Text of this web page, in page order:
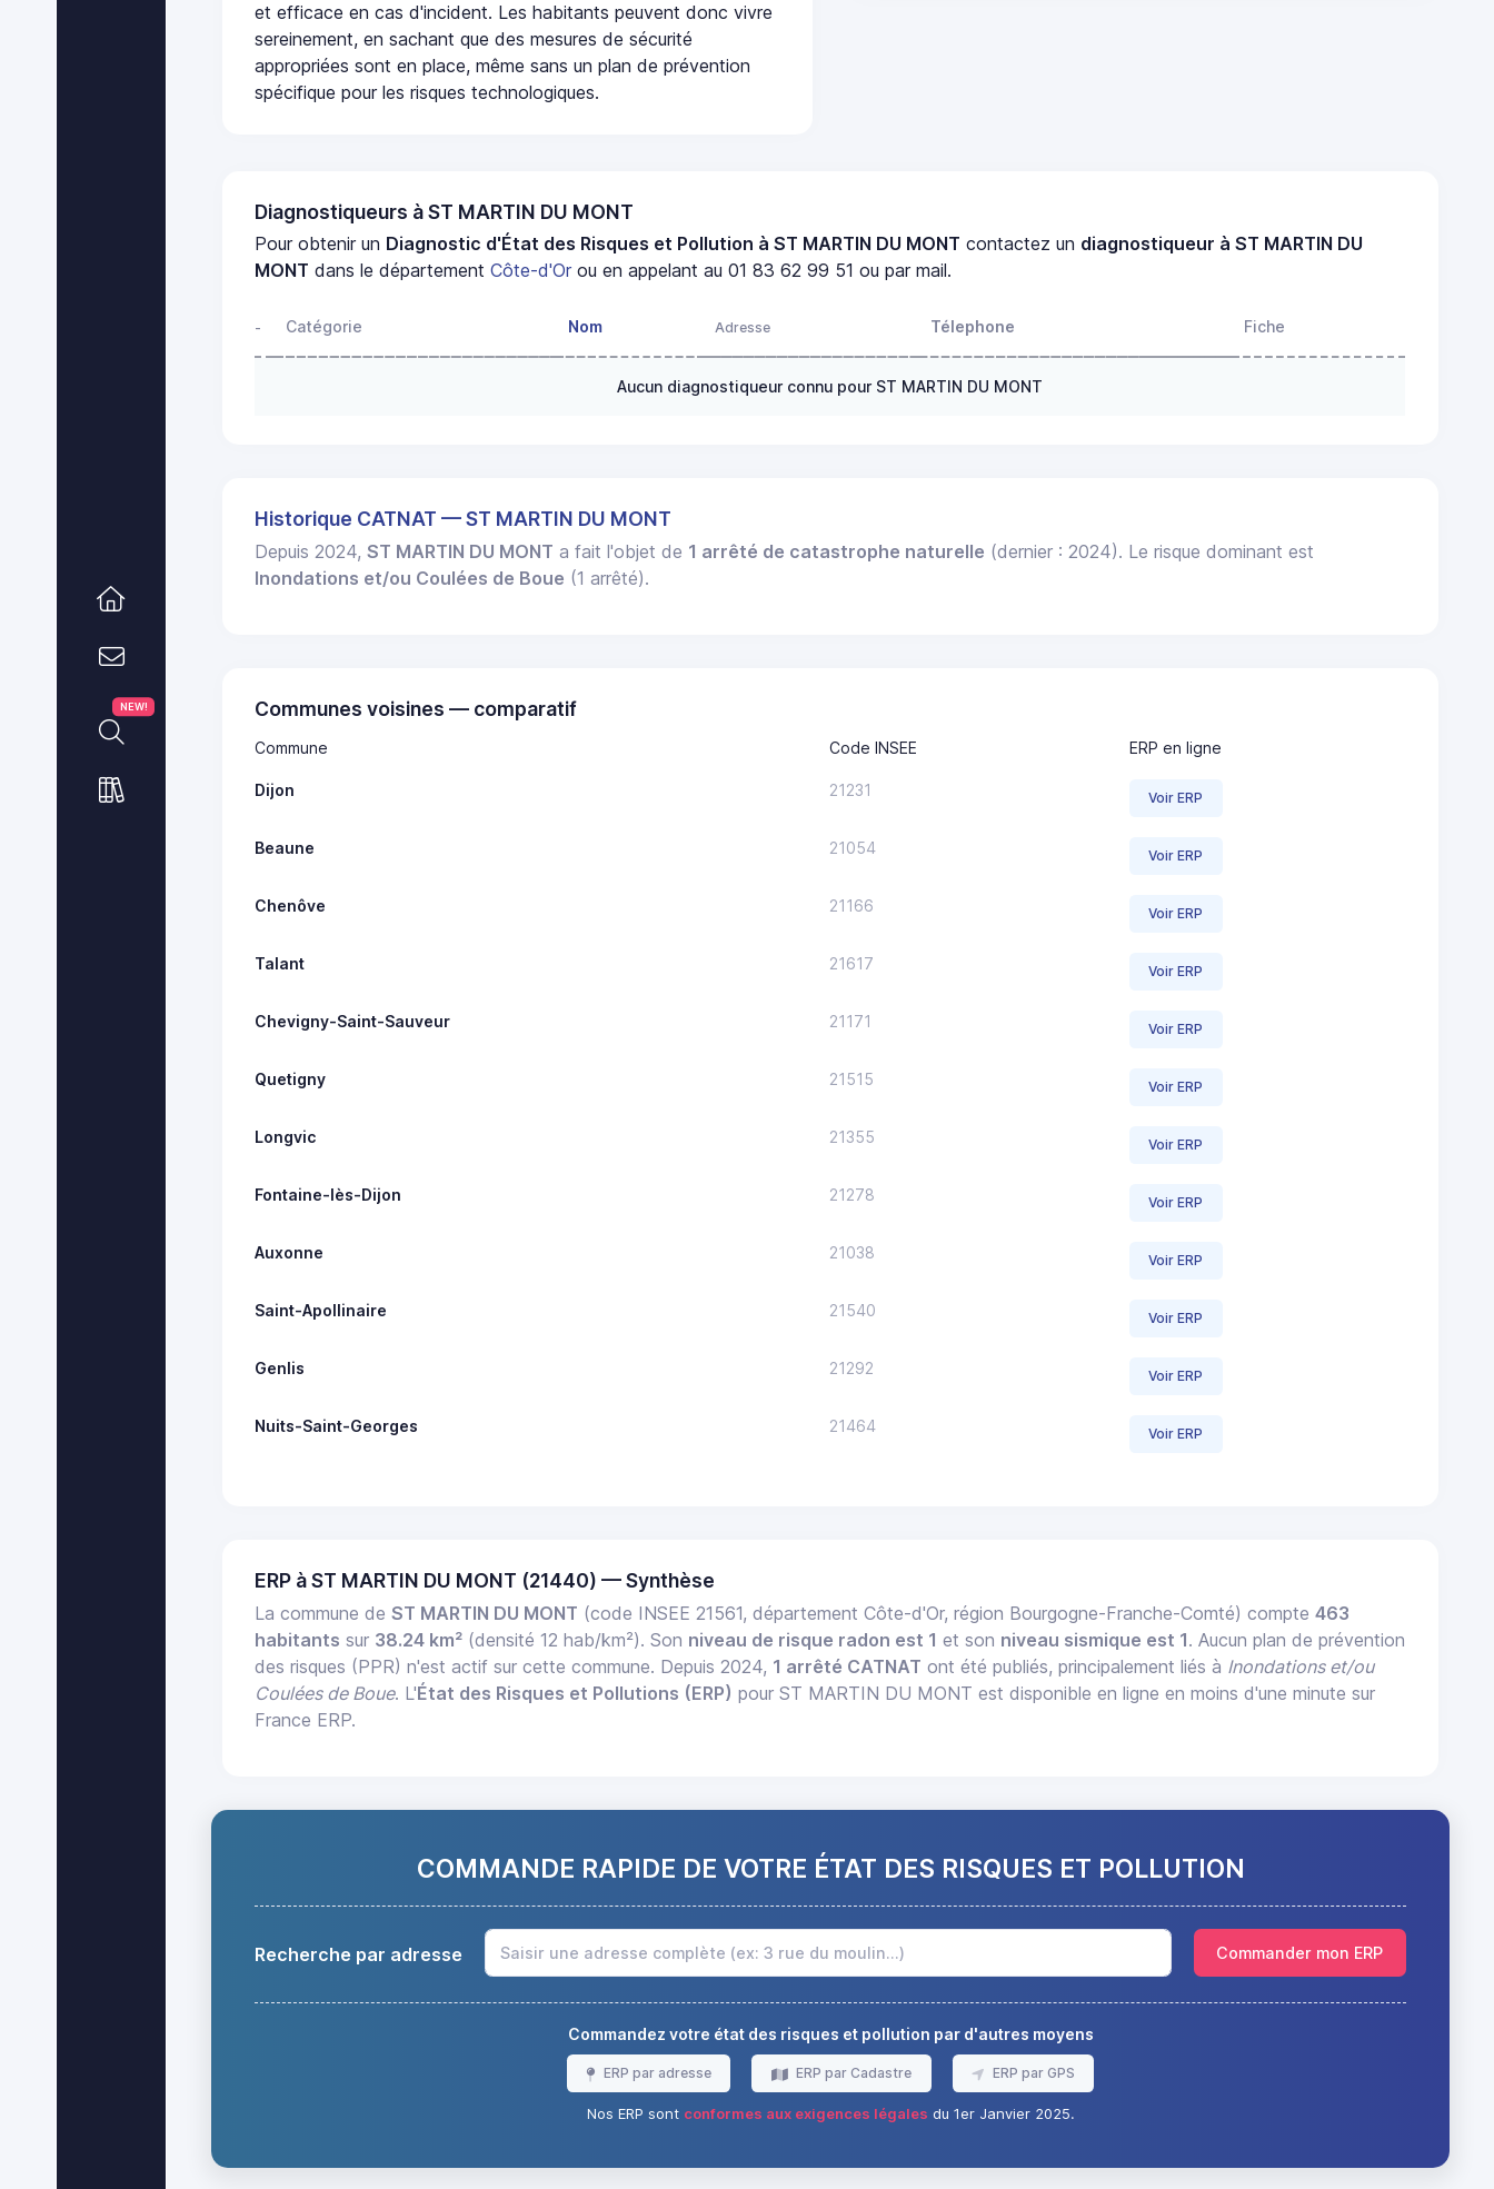
NEW!
et efficace en cas d'incident. Les habitants peuvent donc vivre
sereinement, en sachant que des mesures de sécurité
appropriées sont en place, même sans un plan de prévention
spécifique pour les risques technologiques.
Diagnostiqueurs à ST MARTIN DU MONT
Pour obtenir un Diagnostic d'État des Risques et Pollution à ST MARTIN DU MONT contactez un diagnostiqueur à ST MARTIN DU
MONT dans le départementCôte-d'Or ou en appelant au 01 83 62 99 51 ou par mail.
- Catégorie Nom Adresse Télephone Fiche
Aucun diagnostiqueur connu pour ST MARTIN DU MONT
Historique CATNAT — ST MARTIN DU MONT
Depuis 2024,ST MARTIN DU MONT a fait l'objet de 1 arrêté de catastrophe naturelle (dernier : 2024). Le risque dominant est
Inondations et/ou Coulées de Boue (1 arrêté).
Communes voisines — comparatif
Commune Code INSEE ERP en ligne
Dijon 21231 Voir ERP
Beaune 21054 Voir ERP
Chenôve 21166 Voir ERP
Talant 21617 Voir ERP
Chevigny-Saint-Sauveur 21171 Voir ERP
Quetigny 21515 Voir ERP
Longvic 21355 Voir ERP
Fontaine-lès-Dijon 21278 Voir ERP
Auxonne 21038 Voir ERP
Saint-Apollinaire 21540 Voir ERP
Genlis 21292 Voir ERP
Nuits-Saint-Georges 21464 Voir ERP
ERP à ST MARTIN DU MONT (21440) — Synthèse
La commune deST MARTIN DU MONT (code INSEE 21561, département Côte-d'Or, région Bourgogne-Franche-Comté) compte463
habitants sur 38.24 km² (densité 12 hab/km²). Son niveau de risque radon est 1 et son niveau sismique est 1. Aucun plan de prévention
des risques (PPR) n'est actif sur cette commune. Depuis 2024, 1 arrêté CATNAT ont été publiés, principalement liés à Inondations et/ou
Coulées de Boue. L'État des Risques et Pollutions (ERP) pour ST MARTIN DU MONT est disponible en ligne en moins d'une minute sur
France ERP.
COMMANDE RAPIDE DE VOTRE ÉTAT DES RISQUES ET POLLUTION
Recherche par adresse Commander mon ERP
Commandez votre état des risques et pollution par d'autres moyens
ERP par adresse ERP par Cadastre ERP par GPS
Nos ERP sont conformes aux exigences légales du 1er Janvier 2025.